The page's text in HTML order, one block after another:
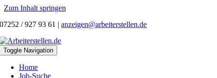
Zum Inhalt springen
07252 / 927 93 61 |anzeigen@arbeiterstellen.de
Toggle Navigation
Home
Job-Suche